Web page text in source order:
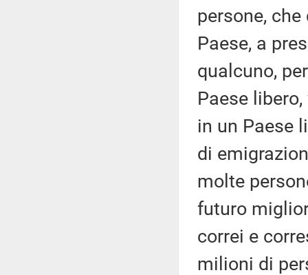
persone,
Paese, a
qualcuno,
Paese
in un Paese
di
molte
futuro
correi e
milioni di